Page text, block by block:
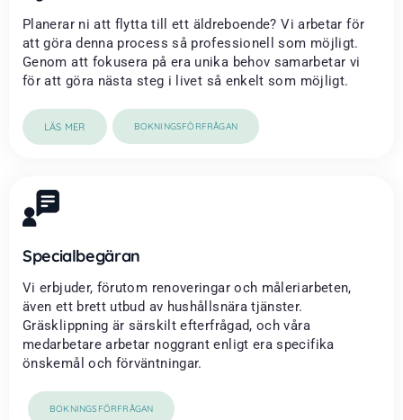
Planerar ni att flytta till ett äldreboende? Vi arbetar för
att göra denna process så professionell som möjligt.
Genom att fokusera på era unika behov samarbetar vi
för att göra nästa steg i livet så enkelt som möjligt.
LÄS MER BOKNINGSFÖRFRÅGAN
Specialbegäran
Vi erbjuder, förutom renoveringar och måleriarbeten,
även ett brett utbud av hushållsnära tjänster.
Gräsklippning är särskilt efterfrågad, och våra
medarbetare arbetar noggrant enligt era specifika
önskemål och förväntningar.
BOKNINGSFÖRFRÅGAN